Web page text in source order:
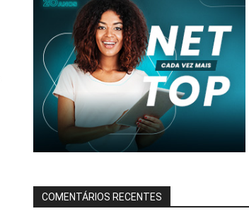
COMENTÁRIOS RECENTES